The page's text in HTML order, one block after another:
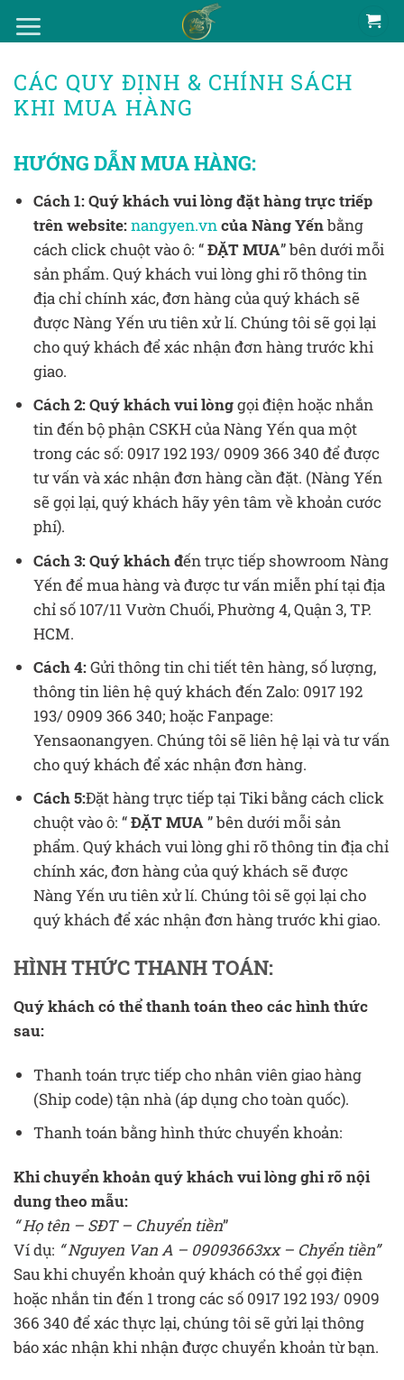
qua
dung
CÁC QUY ĐỊNH & CHÍNH SÁCH
KHI MUA HÀNG
HƯỚNG DẪN MUA HÀNG:
Cách 1:Quý khách vui lòng đặt hàng trực triếp
trên website:nangyen.vncủa Nàng Yếnbằng
cách click chuột vào ô: “ĐẶT MUA” bên dưới mỗi
sản phẩm. Quý khách vui lòng ghi rõ thông tin
địa chỉ chính xác, đơn hàng của quý khách sẽ
được Nàng Yến ưu tiên xử lí. Chúng tôi sẽ gọi lại
cho quý khách để xác nhận đơn hàng trước khi
giao.
Cách 2:Quý khách vui lònggọi điện hoặc nhắn
tin đến bộ phận CSKH của Nàng Yến qua một
trong các số: 0917 192 193/ 0909 366 340 để được
tư vấn và xác nhận đơn hàng cần đặt. (Nàng Yến
sẽ gọi lại, quý khách hãy yên tâm về khoản cước
phí).
Cách 3:Quý khách đến trực tiếp showroom Nàng
Yến để mua hàng và được tư vấn miễn phí tại địa
chỉ số 107/11 Vườn Chuối, Phường 4, Quận 3, TP.
HCM.
Cách 4:Gửi thông tin chi tiết tên hàng, số lượng,
thông tin liên hệ quý khách đến Zalo: 0917 192
193/ 0909 366 340; hoặc Fanpage:
Yensaonangyen. Chúng tôi sẽ liên hệ lại và tư vấn
cho quý khách để xác nhận đơn hàng.
Cách 5:Đặt hàng trực tiếp tại Tiki bằng cách click
chuột vào ô: “ĐẶT MUA” bên dưới mỗi sản
phẩm. Quý khách vui lòng ghi rõ thông tin địa chỉ
chính xác, đơn hàng của quý khách sẽ được
Nàng Yến ưu tiên xử lí. Chúng tôi sẽ gọi lại cho
quý khách để xác nhận đơn hàng trước khi giao.
HÌNH THỨC THANH TOÁN:
Quý khách có thể thanh toán theo các hình thức
sau:
Thanh toán trực tiếp cho nhân viên giao hàng
(Ship code) tận nhà (áp dụng cho toàn quốc).
Thanh toán bằng hình thức chuyển khoản:
Khi chuyển khoản quý khách vui lòng ghi rõ nội
dung theo mẫu:
“ Họ tên – SĐT – Chuyển tiền”
Ví dụ: “ Nguyen Van A – 09093663xx – Chyển tiền”
Sau khi chuyển khoản quý khách có thể gọi điện
hoặc nhắn tin đến 1 trong các số 0917 192 193/ 0909
366 340 để xác thực lại, chúng tôi sẽ gửi lại thông
báo xác nhận khi nhận được chuyển khoản từ bạn.